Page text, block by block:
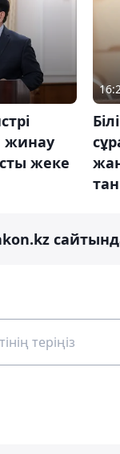
жинау
жеке